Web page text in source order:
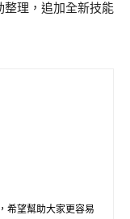
整理，追加全新技能
希望幫助大家更容易